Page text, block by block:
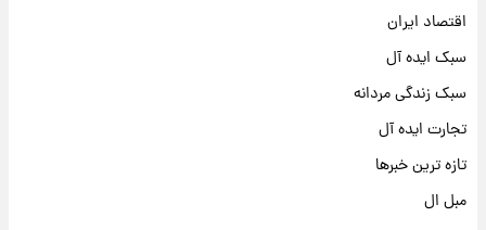
اقتصاد ایران
سبک ایده آل
سبک زندگی مردانه
تجارت ایده آل
تازه ترین خبرها
مبل ال